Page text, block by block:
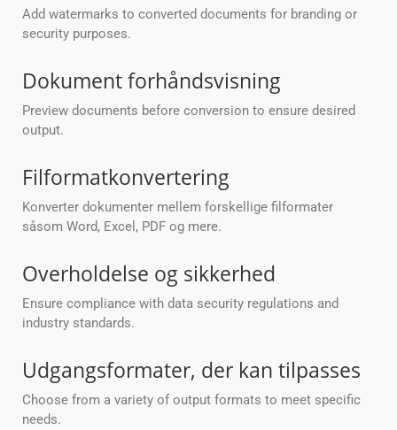
Add watermarks to converted documents for branding or
security purposes.
Dokument forhåndsvisning
Preview documents before conversion to ensure desired
output.
Filformatkonvertering
Konverter dokumenter mellem forskellige filformater
såsom Word, Excel, PDF og mere.
Overholdelse og sikkerhed
Ensure compliance with data security regulations and
industry standards.
Udgangsformater, der kan tilpasses
Choose from a variety of output formats to meet specific
needs.